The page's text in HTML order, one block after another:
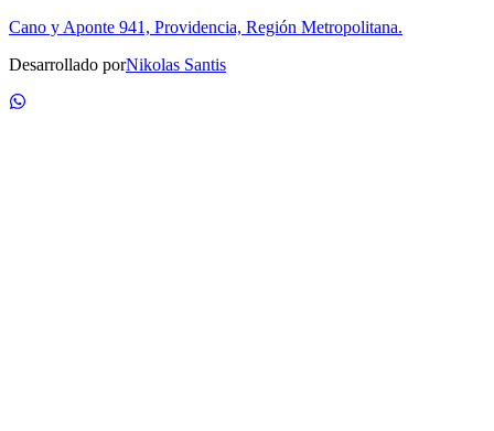
Cano y Aponte 941, Providencia, Región Metropolitana.
Desarrollado porNikolas Santis